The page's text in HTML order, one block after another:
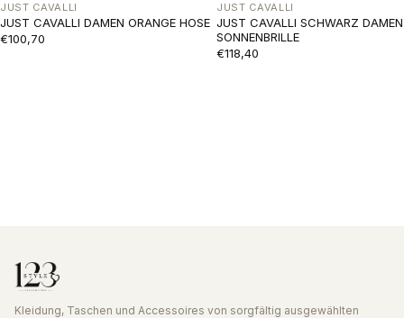
JUST CAVALLI
JUST CAVALLI DAMEN ORANGE HOSE
€100,70
JUST CAVALLI
JUST CAVALLI SCHWARZ DAMEN
SONNENBRILLE
€118,40
Kleidung, Taschen und Accessoires von sorgfältig ausgewählten